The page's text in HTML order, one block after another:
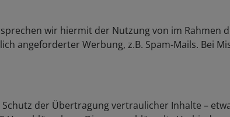
wir hiermit der Nutzung von im
angeforderter Werbung, z.B. Spam-Mails. Bei
der Übertragung vertraulicher Inhalte –